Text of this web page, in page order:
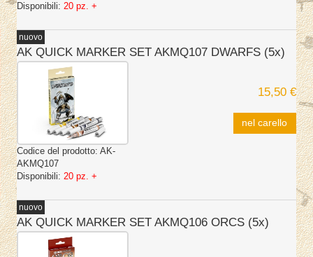
Disponibili: 20 pz. +
AK QUICK MARKER SET AKMQ107 DWARFS (5x)
Codice del prodotto: AK-
AKMQ107
Disponibili: 20 pz. +
15,50 €
nel carello
nuovo
AK QUICK MARKER SET AKMQ106 ORCS (5x)
nuovo